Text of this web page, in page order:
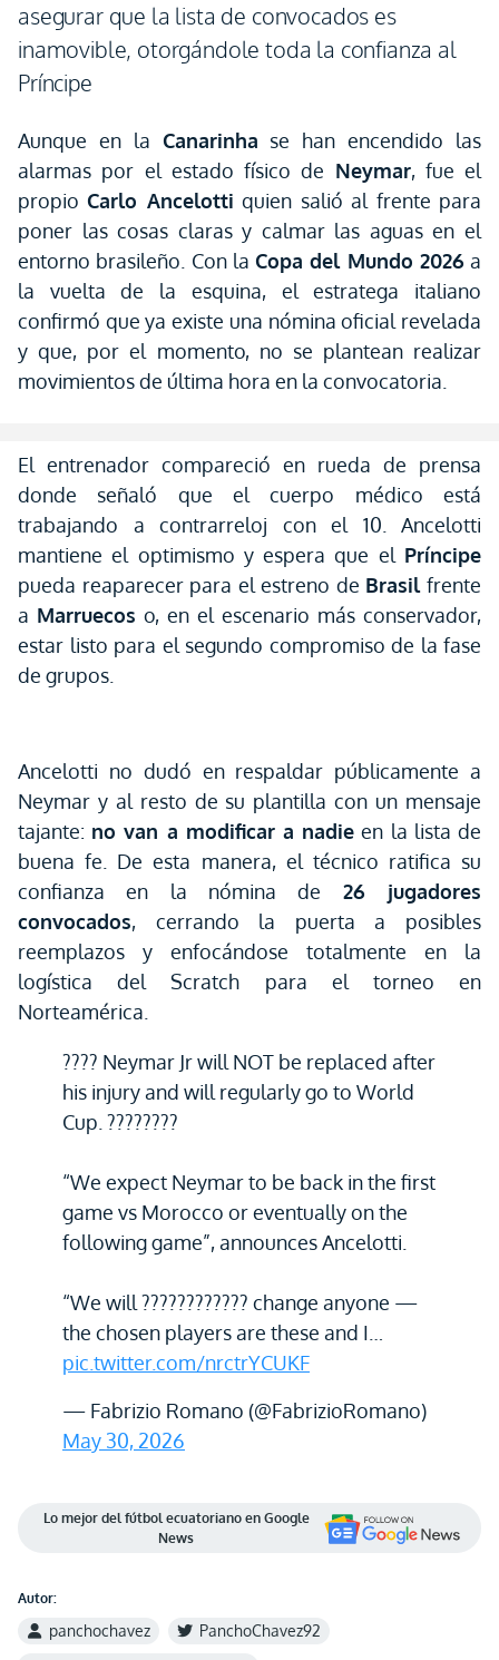
asegurar que la lista de convocados es
inamovible, otorgándole toda la confianza al
Príncipe
Aunque en la Canarinha se han encendido las
alarmas por el estado físico de Neymar, fue el
propioCarlo Ancelotti quien salió al frente para
poner las cosas claras y calmar las aguas en el
entorno brasileño. Con la Copa del Mundo 2026 a
la vuelta de la esquina, el estratega italiano
confirmó que ya existe una nómina oficial revelada
y que, por el momento, no se plantean realizar
movimientos de última hora en la convocatoria.
El entrenador compareció en rueda de prensa
donde señaló que el cuerpo médico está
trabajando a contrarreloj con el 10. Ancelotti
mantiene el optimismo y espera que el Príncipe
pueda reaparecer para el estreno de Brasilfrente
a Marruecos o, en el escenario más conservador,
estar listo para el segundo compromiso de la fase
de grupos.
Ancelotti no dudó en respaldar públicamente a
Neymar y al resto de su plantilla con un mensaje
tajante: no van a modificar a nadie en la lista de
buena fe. De esta manera, el técnico ratifica su
confianza en la nómina de 26 jugadores
convocados, cerrando la puerta a posibles
reemplazos y enfocándose totalmente en la
logística del Scratch para el torneo en
Norteamérica.
???? Neymar Jr will NOT be replaced after
his injury and will regularly go to World
Cup. ????????
“We expect Neymar to be back in the first
game vs Morocco or eventually on the
following game”, announces Ancelotti.
“We will ???????????? change anyone —
the chosen players are these and I…
pic.twitter.com/nrctrYCUKF
— Fabrizio Romano (@FabrizioRomano)
May 30, 2026
Lo mejor del fútbol ecuatoriano en Google
News
Autor:
panchochavez
PanchoChavez92